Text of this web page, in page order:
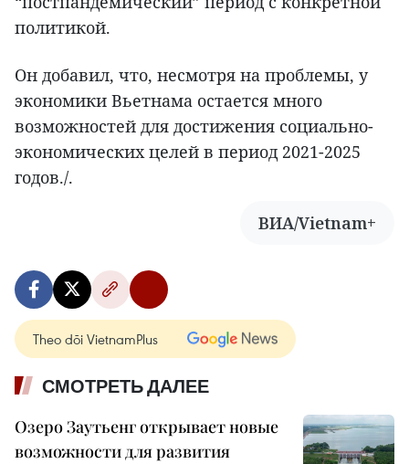
политикой.
Он добавил, что, несмотря на проблемы, у
экономики Вьетнама остается много
возможностей для достижения социально-
экономических целей в период 2021-2025
годов./.
ВИА/Vietnam+
Theo dõi VietnamPlus
СМОТРЕТЬ ДАЛЕЕ
Озеро Заутьенг открывает новые
возможности для развития